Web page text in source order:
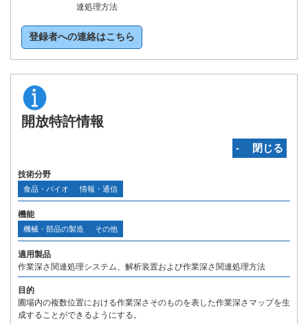
連処理方法
登録者への連絡はこちら
開放特許情報
‐ 閉じる
技術分野
食品・バイオ 情報・通信
機能
機械・部品の製造 その他
適用製品
作業深さ関連処理システム、解析装置および作業深さ関連処理方法
目的
圃場内の複数位置における作業深さそのものを表した作業深さマップを生
成することができるようにする。